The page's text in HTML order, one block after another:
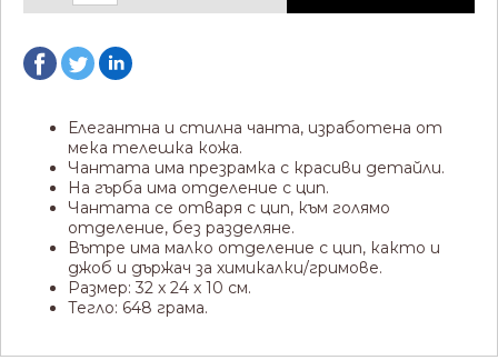
Елегантна и стилна чанта, изработена от
мека телешка кожа.
Чантата има презрамка с красиви детайли.
На гърба има отделение с цип.
Чантата се отваря с цип, към голямо
отделение, без разделяне.
Вътре има малко отделение с цип, както и
джоб и държач за химикалки/гримове.
Размер: 32 x 24 x 10 см.
Тегло: 648 грама.